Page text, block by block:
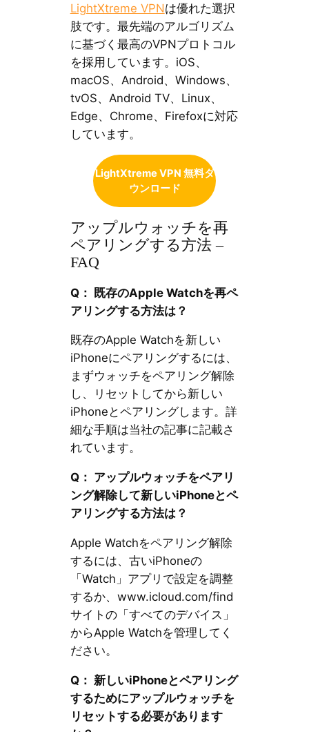
LightXtreme VPNは優れた選択
肢です。最先端のアルゴリズム
に基づく最高のVPNプロトコル
を採用しています。iOS、
macOS、Android、Windows、
tvOS、Android TV、Linux、
Edge、Chrome、Firefoxに対応
しています。
LightXtreme VPN 無料ダ
ウンロード
アップルウォッチを再
ペアリングする方法 –
FAQ
Q： 既存のApple Watchを再ペ
アリングする方法は？
既存のApple Watchを新しい
iPhoneにペアリングするには、
まずウォッチをペアリング解除
し、リセットしてから新しい
iPhoneとペアリングします。詳
細な手順は当社の記事に記載さ
れています。
Q： アップルウォッチをペアリ
ング解除して新しいiPhoneとペ
アリングする方法は？
Apple Watchをペアリング解除
するには、古いiPhoneの
「Watch」アプリで設定を調整
するか、www.icloud.com/find
サイトの「すべてのデバイス」
からApple Watchを管理してく
ださい。
Q： 新しいiPhoneとペアリング
するためにアップルウォッチを
リセットする必要があります